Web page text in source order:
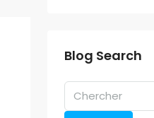
Blog Search